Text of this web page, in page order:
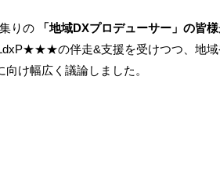
りの 「地域DXプロデューサー」の皆様
の伴走&支援を受けつつ、地域
け幅広く議論しました。